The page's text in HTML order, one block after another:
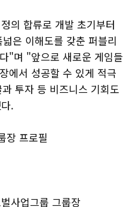
의 합류로 개발 초기부터
은 이해도를 갖춘 퍼블리
"며 "앞으로 새로운 게임들
에서 성공할 수 있게 적극
투자 등 비즈니스 기회도
.
장 프로필
사업그룹 그룹장